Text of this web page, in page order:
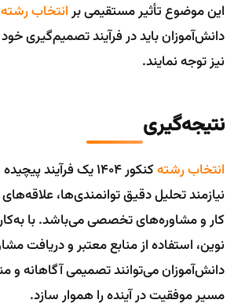
این موضوع تأثیر مستقیمی برانتخاب رشته
دانش‌آموزان باید در فرآیند تصمیم‌گیری
نیز توجه نمایند.
نتیجه‌گیری
انتخاب رشته
کنکور 1404 یک
نیازمند تحلیل دقیق توانمندی‌ها،
کار و مشاوره‌های تخصصی می‌باشد. با
نوین، استفاده از منابع معتبر و دریافت
دانش‌آموزان می‌توانند تصمیمی آگاهانه و
مسیر موفقیت در آینده را هموار سازد.